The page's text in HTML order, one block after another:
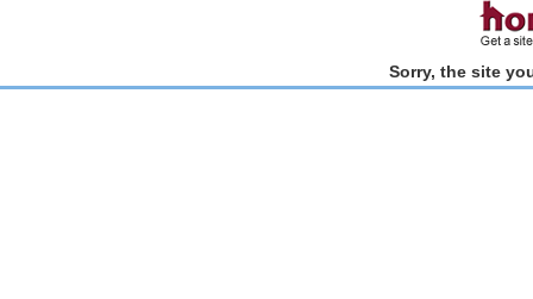
Sorry, the site